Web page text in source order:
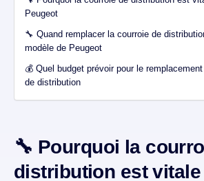
Peugeot
🔧 Quand remplacer la courroie de
modèle de Peugeot
💰 Quel budget prévoir pour le
de distribution
🔧 Pourquoi la
distribution est